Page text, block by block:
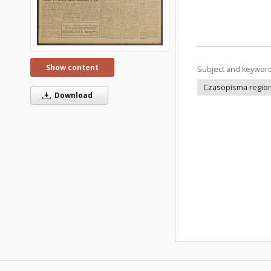
Show content
Download
Subject and
Czasopisma